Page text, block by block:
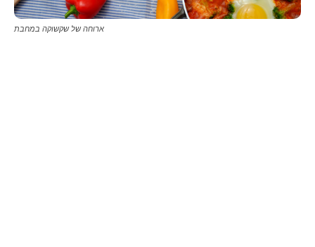
ארוחה של שקשוקה במחבת